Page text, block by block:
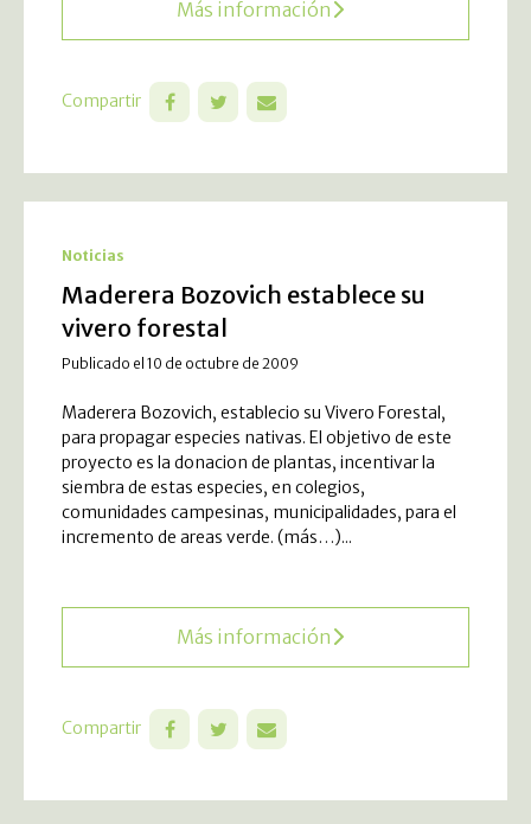
Más información
Compartir
Noticias
Maderera Bozovich establece su
vivero forestal
Publicado el 10 de octubre de 2009
Maderera Bozovich, establecio su Vivero Forestal,
para propagar especies nativas. El objetivo de este
proyecto es la donacion de plantas, incentivar la
siembra de estas especies, en colegios,
comunidades campesinas, municipalidades, para el
incremento de areas verde. (más…)...
Más información
Compartir